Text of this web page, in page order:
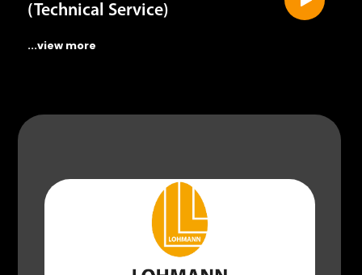
(Technical Service)
...view more